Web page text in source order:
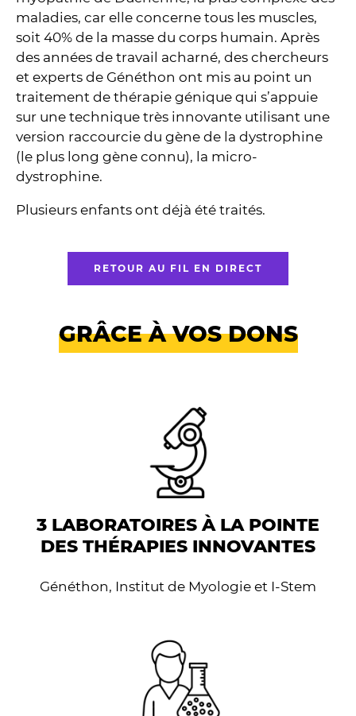
maladies, car elle concerne tous les muscles,
soit 40% de la masse du corps humain. Après
des années de travail acharné, des chercheurs
et experts de Généthon ont mis au point un
traitement de thérapie génique qui s’appuie
sur une technique très innovante utilisant une
version raccourcie du gène de la dystrophine
(le plus long gène connu), la micro-
dystrophine.
Plusieurs enfants ont déjà été traités.
RETOUR AU FIL EN DIRECT
GRÂCE À VOS DONS
3 LABORATOIRES À LA POINTE
DES THÉRAPIES INNOVANTES
Généthon, Institut de Myologie et I-Stem